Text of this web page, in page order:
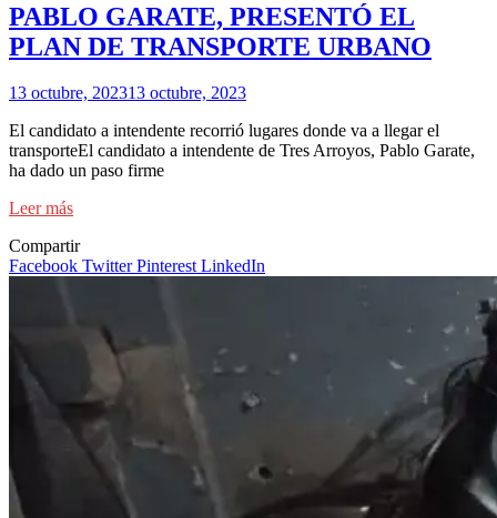
PABLO GARATE, PRESENTÓ EL
PLAN DE TRANSPORTE URBANO
13 octubre, 202313 octubre, 2023
El candidato a intendente recorrió lugares donde va a llegar el
transporteEl candidato a intendente de Tres Arroyos, Pablo Garate,
ha dado un paso firme
Leer más
Compartir
Facebook TwitterPinterestLinkedIn